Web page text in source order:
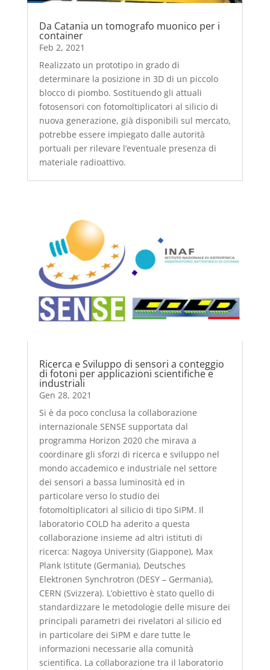
Da Catania un tomografo muonico per i
container
Feb 2, 2021
Realizzato un prototipo in grado di
determinare la posizione in 3D di un piccolo
blocco di piombo. Sostituendo gli attuali
fotosensori con fotomoltiplicatori al silicio di
nuova generazione, già disponibili sul mercato,
potrebbe essere impiegato dalle autorità
portuali per rilevare l’eventuale presenza di
materiale radioattivo.
Ricerca e Sviluppo di sensori a conteggio
di fotoni per applicazioni scientifiche e
industriali
Gen 28, 2021
Si è da poco conclusa la collaborazione
internazionale SENSE supportata dal
programma Horizon 2020 che mirava a
coordinare gli sforzi di ricerca e sviluppo nel
mondo accademico e industriale nel settore
dei sensori a bassa luminosità ed in
particolare verso lo studio dei
fotomoltiplicatori al silicio di tipo SiPM. Il
laboratorio COLD ha aderito a questa
collaborazione insieme ad altri istituti di
ricerca: Nagoya University (Giappone), Max
Plank Istitute (Germania), Deutsches
Elektronen Synchrotron (DESY – Germania),
CERN (Svizzera). L’obiettivo è stato quello di
standardizzare le metodologie delle misure dei
principali parametri dei rivelatori al silicio ed
in particolare dei SiPM e dare tutte le
informazioni necessarie alla comunità
scientifica. La collaborazione tra il laboratorio